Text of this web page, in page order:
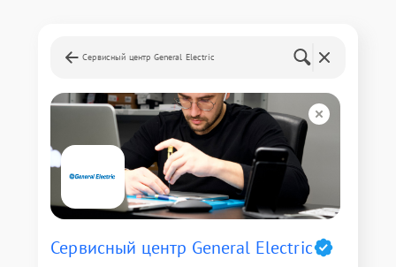
Сервисный центр General Electric
Сервисный центр General Electric